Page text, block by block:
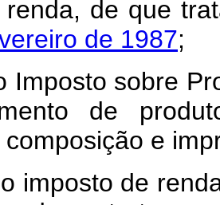
renda, de que
de 1987;
sobre
de
e
de renda